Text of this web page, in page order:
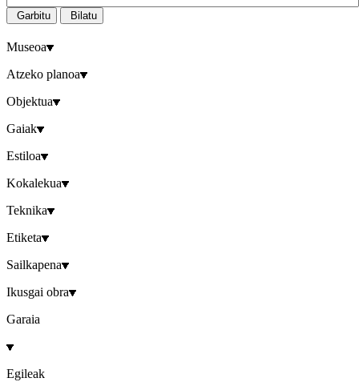
Garbitu Bilatu
Museoa
Atzeko planoa
Objektua
Gaiak
Estiloa
Kokalekua
Teknika
Etiketa
Sailkapena
Ikusgai obra
Garaia
Egileak